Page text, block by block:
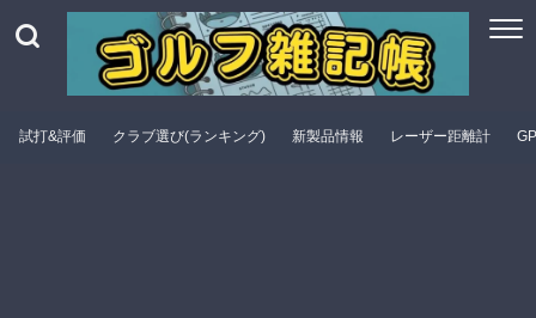
試打&評価 クラブ選び(ランキング) 新製品情報 レーザー距離計